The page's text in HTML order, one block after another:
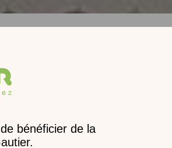
nouveau catalogue